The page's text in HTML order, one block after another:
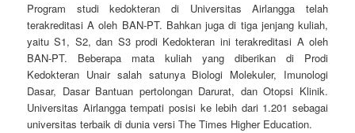
Program studi kedokteran di Universitas Airlangga telah
terakreditasi A oleh BAN-PT. Bahkan juga di tiga jenjang kuliah,
yaitu S1, S2, dan S3 prodi Kedokteran ini terakreditasi A oleh
BAN-PT. Beberapa mata kuliah yang diberikan di Prodi
Kedokteran Unair salah satunya Biologi Molekuler, Imunologi
Dasar, Dasar Bantuan pertolongan Darurat, dan Otopsi Klinik.
Universitas Airlangga tempati posisi ke lebih dari 1.201 sebagai
universitas terbaik di dunia versi The Times Higher Education.